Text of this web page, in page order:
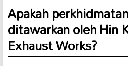
Apakah
ditawarkan oleh Hin
Exhaust Works?